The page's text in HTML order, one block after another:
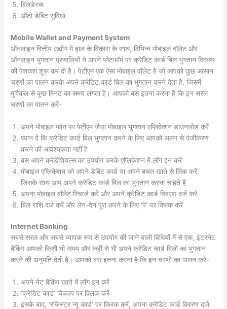
बिलडेस्क
ऑटो डेबिट सुविधा
Mobile Wallet and Payment System
ऑनलाइन वित्तीय उद्योग में हाल के विकास के साथ, विभिन्न मोबाइल वॉलेट और
ऑनलाइन भुगतान प्रणालियों ने अपने प्लेटफॉर्म पर क्रेडिट कार्ड बिल भुगतान विकल्प
की पेशकश शुरू कर दी है। पेटीएम एक ऐसा मोबाइल वॉलेट है जो आपको कुछ आसान
चरणों का पालन करके अपने क्रेडिट कार्ड बिल का भुगतान करने देता है, जिसमें
मुश्किल से कुछ मिनट का समय लगता है। आपको बस इतना करना है कि इन सरल
चरणों का पालन करें-
अपने मोबाइल फोन पर पेटीएम जैसा मोबाइल भुगतान एप्लिकेशन डाउनलोड करें
ध्यान दें कि क्रेडिट कार्ड बिल भुगतान करने के लिए आपको अलग से पंजीकरण
करने की आवश्यकता नहीं है
बस अपने क्रेडेंशियल्स का उपयोग करके एप्लिकेशन में लॉग इन करें
मोबाइल एप्लिकेशन को अपने डेबिट कार्ड या अपने बचत खाते से लिंक करें,
जिसके साथ आप अपने क्रेडिट कार्ड बिल का भुगतान करना चाहते हैं
अपना मोबाइल वॉलेट रिचार्ज करें और अपने क्रेडिट कार्ड विवरण दर्ज करें
बिल राशि दर्ज करें और लेन-देन पूरा करने के लिए ‘पे’ पर क्लिक करें
Internet Banking
सबसे सरल और सबसे व्यापक रूप से उपयोग की जाने वाली विधियों में से एक, इंटरनेट
बैंकिंग आपको किसी भी समय और कहीं से भी अपने क्रेडिट कार्ड बिलों का भुगतान
करने की अनुमति देती है। आपको बस इतना करना है कि इन चरणों का पालन करें-
अपने नेट बैंकिंग खाते में लॉग इन करें
‘क्रेडिट कार्ड’ विकल्प पर क्लिक करें
इसके बाद, ‘रजिस्टर न्यू कार्ड’ पर क्लिक करें, अपना क्रेडिट कार्ड विवरण दर्ज